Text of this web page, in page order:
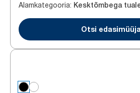
Alamkategooria: Kesktõmbega
Otsi